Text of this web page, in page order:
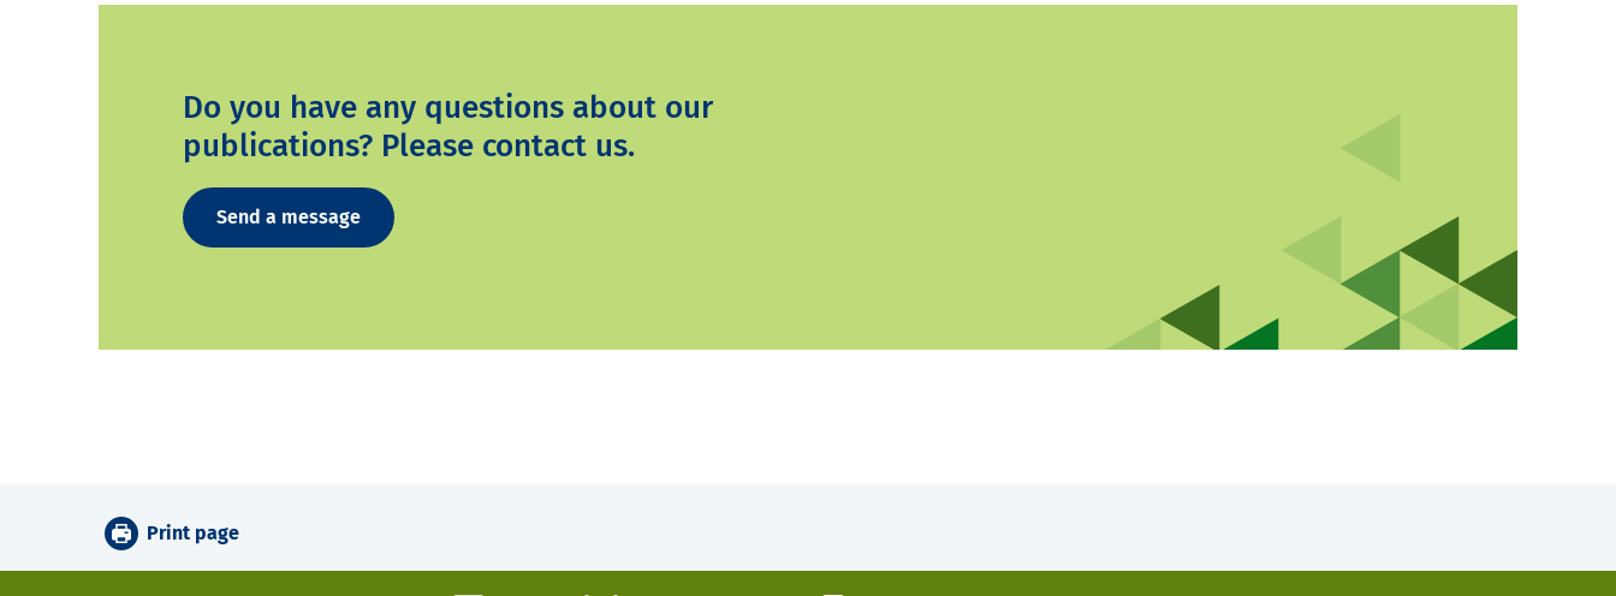
Do you have any questions about our
publications? Please contact us.
Send a message
Print page